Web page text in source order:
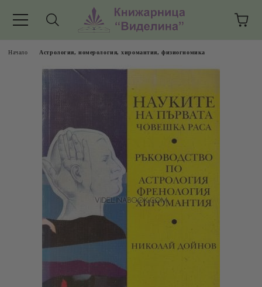
Начало Астрология, номерология, хиромантия, физиогномика